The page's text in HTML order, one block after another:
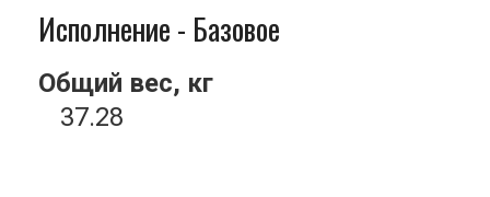
Исполнение - Базовое
Общий вес, кг
37.28